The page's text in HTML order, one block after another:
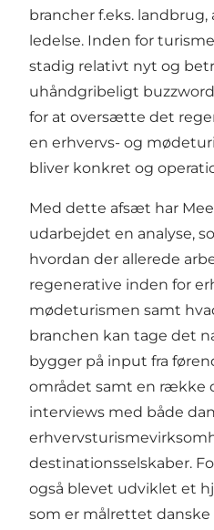
brancher f.eks.
ledelse. Inden for
stadig relativt nyt og
uhåndgribeligt
for at oversætte det
en erhvervs- og
bliver konkret og
Med dette afsæt har
udarbejdet en analyse,
hvordan der allerede
regenerative inden for
mødeturismen samt
branchen kan tage det
bygger på input fra
området samt en række
interviews med både
destinationsselskaber.
også blevet udviklet et
som er målrettet danske